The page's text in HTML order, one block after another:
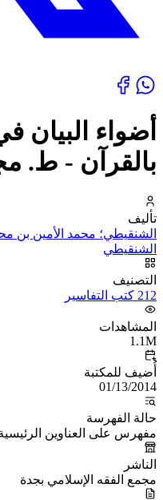
أضواء البيان
بالقرآن - ط.
تأليف
الشنقيطي؛ محمد الأمين بن
الشنقيطي
التصنيف
212 كتب التفاسير
المشاهدات
1.1M
أُضيف للمكتبة
01/13/2014
حالة الفهرسة
مفهرس على العناوين
الناشر
مجمع الفقه الإسلامي بجدة